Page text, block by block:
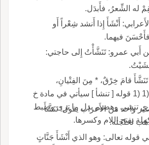
له الشِّعرُ، فأَبدَل.
ابن <ص:172 الأَعرابي: أَنْشَأَ إِذا أَنشد شِعْراً أَو
فيهما.
أَبي عمرو: تَنَشَّأْتُ إِلى حاجتي:
قامَ خِرْقٌ، * مِنَ الفِتْيانِ،
مُخْتَلَقٌ، هضُومُ(1 (1 قوله [ تنشأ ] سيأتي في مادة خ
تنشى وهضيم بدل ما ترى وضبط
بفتح اللام وكسرها.
واحد من الأَعراب يقول: تَنَشَّأَ
ذهَب لحاجته.
وقال الزجاج في قوله تعالى: وهو الذي أَنْشَأَ جَنَّاتٍ